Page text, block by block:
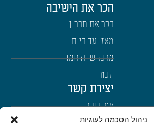
ניהול הסכמה לעוגיות
הכר את הישיבה
הכר את חברון
מאז ועד היום
מרכז שדה חמד
יזכור
יצירת קשר
צור קשר
הרשמה לשבו"ש